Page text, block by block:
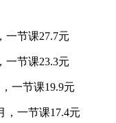
一节课27.7元
一节课23.3元
一节课19.9元
，一节课17.4元